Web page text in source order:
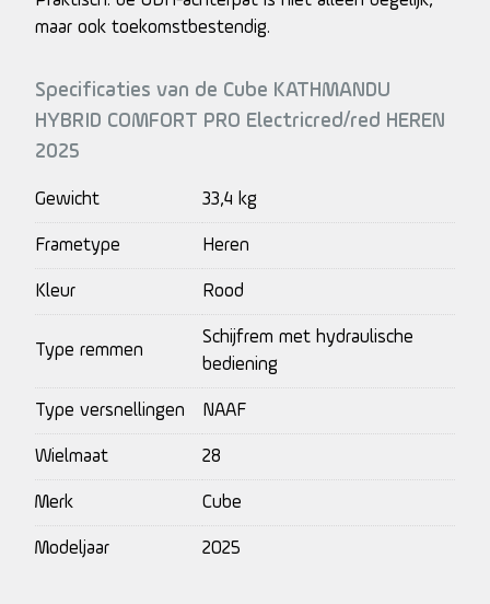
maar ook toekomstbestendig.
Specificaties van de Cube KATHMANDU
HYBRID COMFORT PRO Electricred/red HEREN
2025
Gewicht 33,4 kg
Frametype Heren
Kleur Rood
Type remmen
Schijfrem met hydraulische
bediening
Type versnellingen NAAF
Wielmaat 28
Merk Cube
Modeljaar 2025